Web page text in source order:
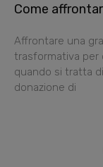
Come
Affrontare una
trasformativa per
quando si tratta
donazione di